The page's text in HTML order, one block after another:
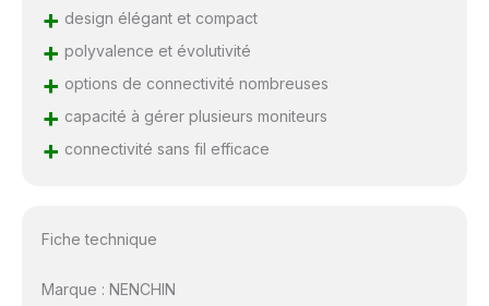
+ design élégant et compact
+ polyvalence et évolutivité
+ options de connectivité nombreuses
+ capacité à gérer plusieurs moniteurs
+ connectivité sans fil efficace
Fiche technique
Marque : NENCHIN